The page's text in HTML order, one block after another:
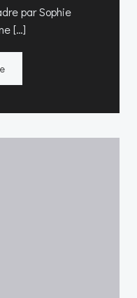
par Sophie
[…]